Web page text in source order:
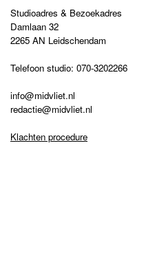
Studioadres & Bezoekadres
Damlaan 32
2265 AN Leidschendam
Telefoon studio: 070-3202266
info@midvliet.nl
redactie@midvliet.nl
Klachten procedure